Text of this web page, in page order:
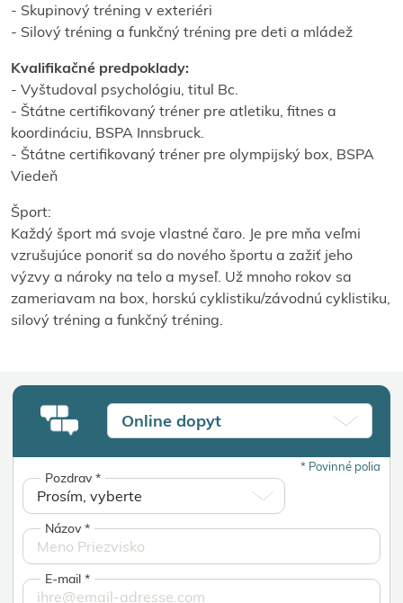
- Skupinový tréning v exteriéri
- Silový tréning a funkčný tréning pre deti a mládež
Kvalifikačné predpoklady:
- Vyštudoval psychológiu, titul Bc.
- Štátne certifikovaný tréner pre atletiku, fitnes a
koordináciu, BSPA Innsbruck.
- Štátne certifikovaný tréner pre olympijský box, BSPA
Viedeň
Šport:
Každý šport má svoje vlastné čaro. Je pre mňa veľmi
vzrušujúce ponoriť sa do nového športu a zažiť jeho
výzvy a nároky na telo a myseľ. Už mnoho rokov sa
zameriavam na box, horskú cyklistiku/závodnú cyklistiku,
silový tréning a funkčný tréning.
Online dopyt
*Povinné polia
Pozdrav*
Názov*
E-mail*